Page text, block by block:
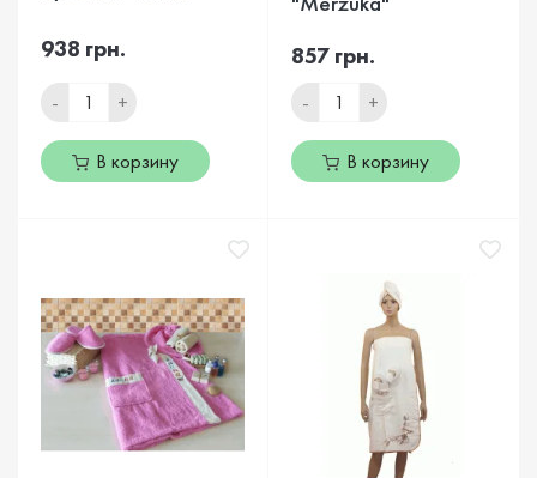
938 грн.
- +
В корзину
857 грн.
- +
В корзину